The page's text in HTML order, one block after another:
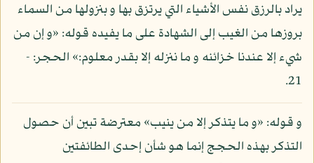
يراد بالرزق نفس الأشياء التي يرتزق بها و بنزولها من السماء
بروزها من الغيب إلى الشهادة على ما يفيده قوله: «و إن من
شيء إلا عندنا خزائنه و ما ننزله إلا بقدر معلوم:» الحجر: -
21.
و قوله: «و ما يتذكر إلا من ينيب» معترضة تبين أن حصول
التذكر بهذه الحجج إنما هو شأن إحدى الطائفتين